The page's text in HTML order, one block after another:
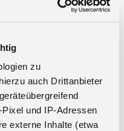
zu
auch Drittanbieter
und IP-Adressen
externe Inhalte (etwa